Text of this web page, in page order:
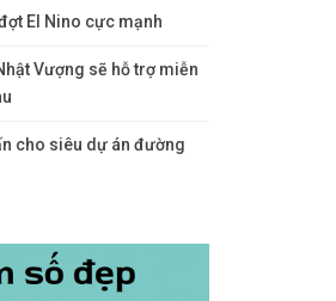
El Nino cực mạnh
Vượng sẽ hỗ trợ miễn
cho siêu dự án đường